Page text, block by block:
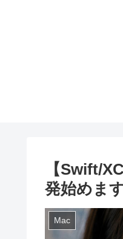
【Swift/
発始めま
Mac